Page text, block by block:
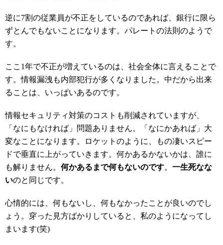
逆に7割の従業員が不正をしているのであれば、銀行に限ら
ずとんでもないことになります。パレートの法則のようで
す。
ここ1年で不正が増えているのは、社会全体に言えることで
す。情報漏洩も内部犯行が多くなりました。中だから出来
ることは、いっぱいあるのです。
情報セキュリティ対策のコストも削減されていますが、
「なにもなければ」問題ありません。「なにかあれば」大
変なことになります。ロケットのように、もの凄いスピー
ドで垂直に上がっていきます。何かあるかないかは、誰に
も解りません。 何かあるまで何もないのです。 一生死なな
いのと同じです。
心情的には、何もないし、何もなかったことが良いのでし
ょう。穿った見方ばかりしていると、私のようになってし
まいます(笑)